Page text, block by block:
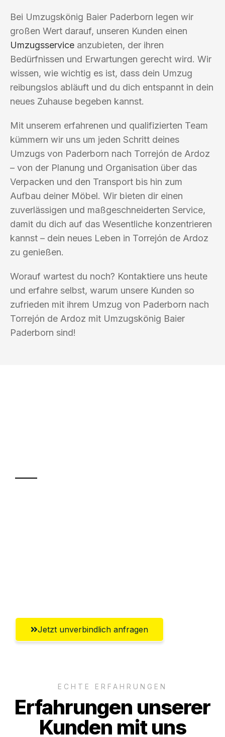
Bei Umzugskönig Baier Paderborn legen wir
großen Wert darauf, unseren Kunden einen
Umzugsservice anzubieten, der ihren
Bedürfnissen und Erwartungen gerecht wird. Wir
wissen, wie wichtig es ist, dass dein Umzug
reibungslos abläuft und du dich entspannt in dein
neues Zuhause begeben kannst.
Mit unserem erfahrenen und qualifizierten Team
kümmern wir uns um jeden Schritt deines
Umzugs von Paderborn nach Torrejón de Ardoz
– von der Planung und Organisation über das
Verpacken und den Transport bis hin zum
Aufbau deiner Möbel. Wir bieten dir einen
zuverlässigen und maßgeschneiderten Service,
damit du dich auf das Wesentliche konzentrieren
kannst – dein neues Leben in Torrejón de Ardoz
zu genießen.
Worauf wartest du noch? Kontaktiere uns heute
und erfahre selbst, warum unsere Kunden so
zufrieden mit ihrem Umzug von Paderborn nach
Torrejón de Ardoz mit Umzugskönig Baier
Paderborn sind!
Jetzt unverbindlich anfragen
ECHTE ERFAHRUNGEN
Erfahrungen unserer
Kunden mit uns